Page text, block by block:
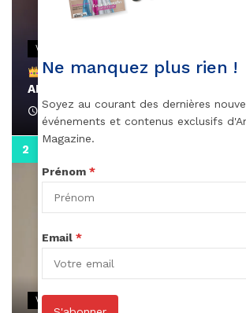
VIDEOS
Remerciements à Ayden pour son
AMINA, le Magazine de la Femme
April 1, 2022
VIDEOS
Ne manquez plus rien !
Soyez au courant des dernières
événements et contenus exclusifs
Magazine.
Prénom *
Email *